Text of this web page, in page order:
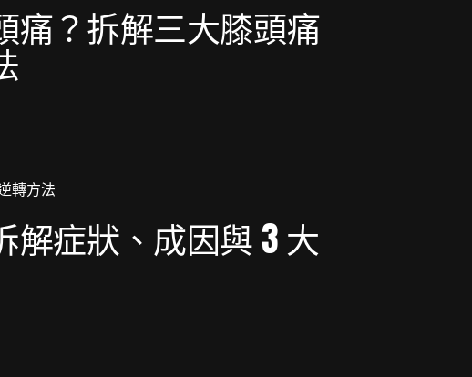
痛？拆解三大膝頭痛
解症狀、成因與 3 大